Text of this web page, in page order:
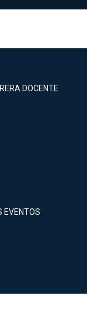
DOCENTE
EVENTOS